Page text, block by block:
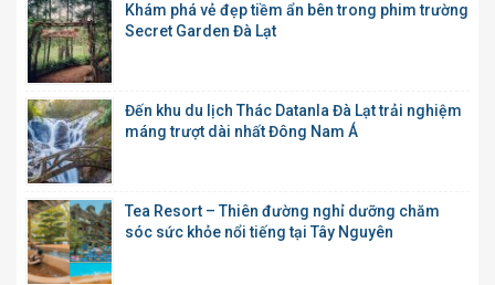
Khám phá vẻ đẹp tiềm ẩn bên trong phim trường
Secret Garden Đà Lạt
Đến khu du lịch Thác Datanla Đà Lạt trải nghiệm
máng trượt dài nhất Đông Nam Á
Tea Resort – Thiên đường nghỉ dưỡng chăm
sóc sức khỏe nổi tiếng tại Tây Nguyên